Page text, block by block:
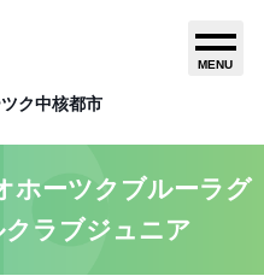
ク中核都市
MENU
ホーツクブルーラグ
ラブジュニア